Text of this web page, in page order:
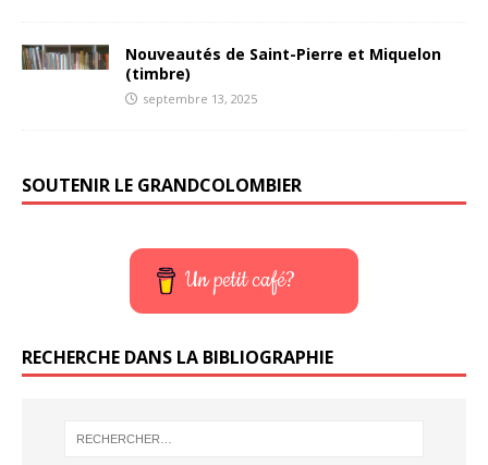
Nouveautés de Saint-Pierre et Miquelon
(timbre)
septembre 13, 2025
SOUTENIR LE GRANDCOLOMBIER
Un petit café?
RECHERCHE DANS LA BIBLIOGRAPHIE